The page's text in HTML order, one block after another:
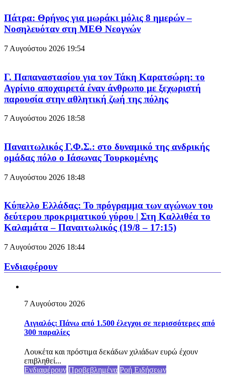
Πάτρα: Θρήνος για μωράκι μόλις 8 ημερών –
Νοσηλευόταν στη ΜΕΘ Νεογνών
7 Αυγούστου 2026 19:54
Γ. Παπαναστασίου για τον Τάκη Καρατσώρη: το
Αγρίνιο αποχαιρετά έναν άνθρωπο με ξεχωριστή
παρουσία στην αθλητική ζωή της πόλης
7 Αυγούστου 2026 18:58
Παναιτωλικός Γ.Φ.Σ.: στο δυναμικό της ανδρικής
ομάδας πόλο ο Ιάσωνας Τουρκομένης
7 Αυγούστου 2026 18:48
Κύπελλο Ελλάδας: Το πρόγραμμα των αγώνων του
δεύτερου προκριματικού γύρου | Στη Καλλιθέα το
Καλαμάτα – Παναιτωλικός (19/8 – 17:15)
7 Αυγούστου 2026 18:44
Ενδιαφέρουν
7 Αυγούστου 2026
Αιγιαλός: Πάνω από 1.500 έλεγχοι σε περισσότερες από
300 παραλίες
Λουκέτα και πρόστιμα δεκάδων χιλιάδων ευρώ έχουν
επιβληθεί...
Ενδιαφέρουν Προβεβλημένα Ροή Ειδήσεων